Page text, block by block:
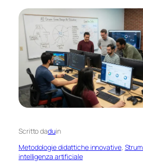
Scritto daduin
Metodologie didattiche innovative,
intelligenza artificiale